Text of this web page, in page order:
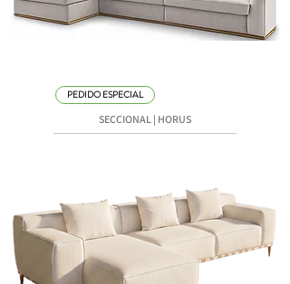
PEDIDO ESPECIAL
SECCIONAL | HORUS